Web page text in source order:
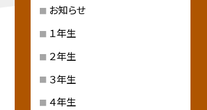
お知らせ
１年生
２年生
３年生
４年生